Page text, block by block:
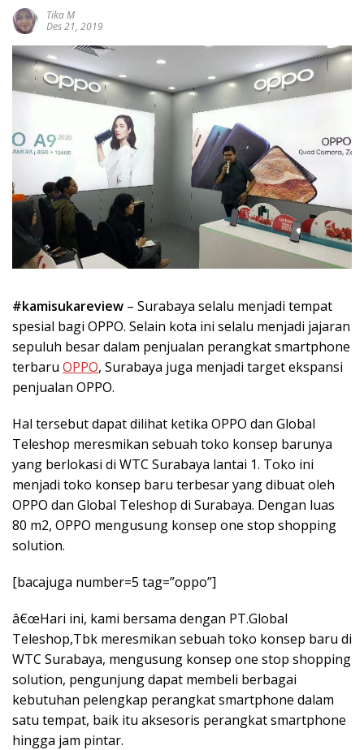
Tika M
Des 21, 2019
#kamisukareview – Surabaya selalu menjadi tempat
spesial bagi OPPO. Selain kota ini selalu menjadi jajaran
sepuluh besar dalam penjualan perangkat smartphone
terbaru OPPO, Surabaya juga menjadi target ekspansi
penjualan OPPO.
Hal tersebut dapat dilihat ketika OPPO dan Global
Teleshop meresmikan sebuah toko konsep barunya
yang berlokasi di WTC Surabaya lantai 1. Toko ini
menjadi toko konsep baru terbesar yang dibuat oleh
OPPO dan Global Teleshop di Surabaya. Dengan luas
80 m2, OPPO mengusung konsep one stop shopping
solution.
[bacajuga number=5 tag=”oppo”]
â€œHari ini, kami bersama dengan PT.Global
Teleshop,Tbk meresmikan sebuah toko konsep baru di
WTC Surabaya, mengusung konsep one stop shopping
solution, pengunjung dapat membeli berbagai
kebutuhan pelengkap perangkat smartphone dalam
satu tempat, baik itu aksesoris perangkat smartphone
hingga jam pintar.